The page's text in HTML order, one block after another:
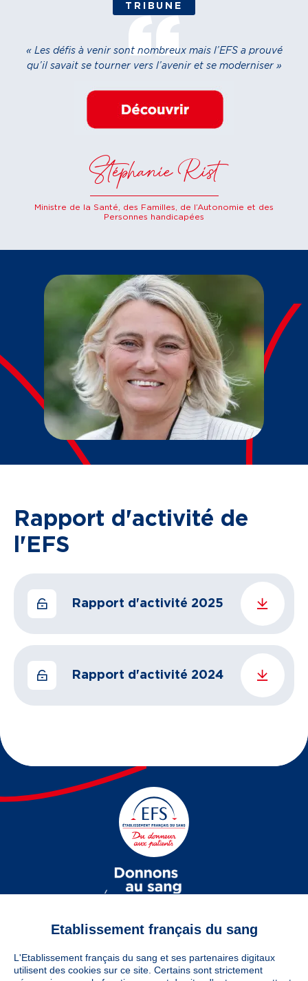
TRIBUNE
« Les défis à venir sont nombreux mais l’EFS a prouvé
qu’il savait se tourner vers l’avenir et se moderniser »
Stéphanie Rist
Ministre de la Santé, des Familles, de l’Autonomie et des
Personnes handicapées
Rapport d'activité de
l'EFS
Rapport d'activité 2025
Rapport d'activité 2024
Etablissement français du sang
L'Etablissement français du sang et ses partenaires digitaux
utilisent des cookies sur ce site. Certains sont strictement